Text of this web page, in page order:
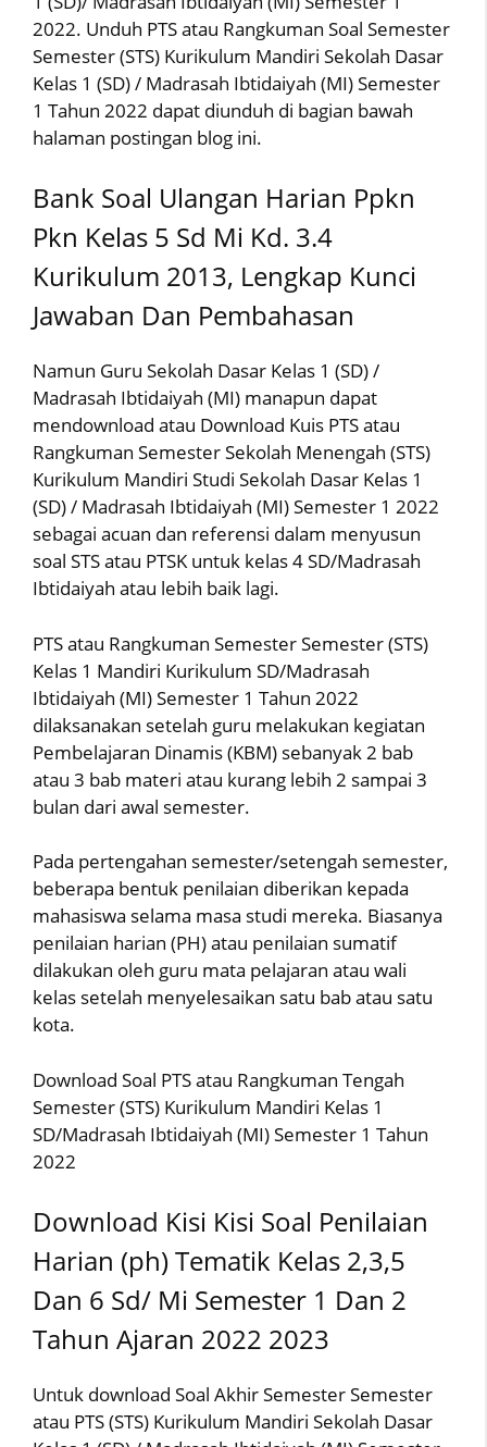
2022. Unduh PTS atau Rangkuman Soal Semester
Semester (STS) Kurikulum Mandiri Sekolah Dasar
Kelas 1 (SD) / Madrasah Ibtidaiyah (MI) Semester
1 Tahun 2022 dapat diunduh di bagian bawah
halaman postingan blog ini.
Bank Soal Ulangan Harian Ppkn
Pkn Kelas 5 Sd Mi Kd. 3.4
Kurikulum 2013, Lengkap Kunci
Jawaban Dan Pembahasan
Namun Guru Sekolah Dasar Kelas 1 (SD) /
Madrasah Ibtidaiyah (MI) manapun dapat
mendownload atau Download Kuis PTS atau
Rangkuman Semester Sekolah Menengah (STS)
Kurikulum Mandiri Studi Sekolah Dasar Kelas 1
(SD) / Madrasah Ibtidaiyah (MI) Semester 1 2022
sebagai acuan dan referensi dalam menyusun
soal STS atau PTSK untuk kelas 4 SD/Madrasah
Ibtidaiyah atau lebih baik lagi.
PTS atau Rangkuman Semester Semester (STS)
Kelas 1 Mandiri Kurikulum SD/Madrasah
Ibtidaiyah (MI) Semester 1 Tahun 2022
dilaksanakan setelah guru melakukan kegiatan
Pembelajaran Dinamis (KBM) sebanyak 2 bab
atau 3 bab materi atau kurang lebih 2 sampai 3
bulan dari awal semester.
Pada pertengahan semester/setengah semester,
beberapa bentuk penilaian diberikan kepada
mahasiswa selama masa studi mereka. Biasanya
penilaian harian (PH) atau penilaian sumatif
dilakukan oleh guru mata pelajaran atau wali
kelas setelah menyelesaikan satu bab atau satu
kota.
Download Soal PTS atau Rangkuman Tengah
Semester (STS) Kurikulum Mandiri Kelas 1
SD/Madrasah Ibtidaiyah (MI) Semester 1 Tahun
2022
Download Kisi Kisi Soal Penilaian
Harian (ph) Tematik Kelas 2,3,5
Dan 6 Sd/ Mi Semester 1 Dan 2
Tahun Ajaran 2022 2023
Untuk download Soal Akhir Semester Semester
atau PTS (STS) Kurikulum Mandiri Sekolah Dasar